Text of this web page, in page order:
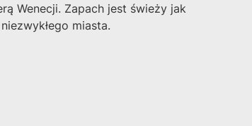
Wenecji. Zapach jest świeży jak
miasta.